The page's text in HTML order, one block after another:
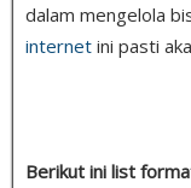
dalam mengelola
internet ini pasti
Berikut ini list